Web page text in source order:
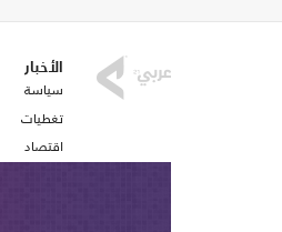
الأخبار
سياسة
تغطيات
اقتصاد